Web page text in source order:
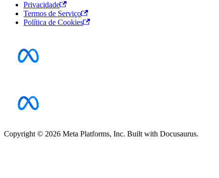
Privacidade
Termos de Serviço
Política de Cookies
Copyright © 2026 Meta Platforms, Inc. Built with Docusaurus.